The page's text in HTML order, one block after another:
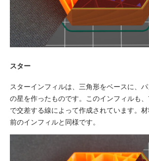
スター
スターインフィルは、三角形をベースに、
の星を作ったものです。このインフィルも
で交差する線によって作成されています。材
前のインフィルと同様です。